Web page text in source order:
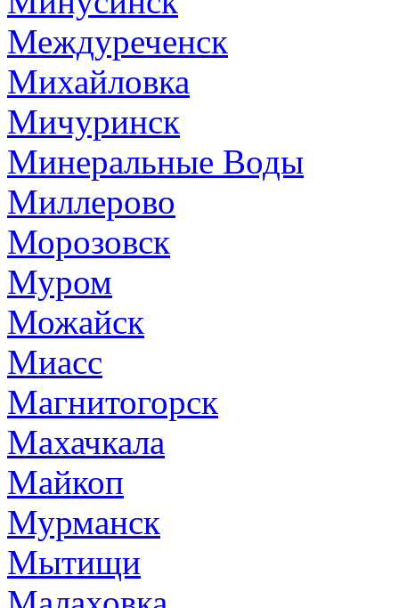
Междуреченск
Михайловка
Мичуринск
Минеральные Воды
Миллерово
Морозовск
Муром
Можайск
Миасс
Магнитогорск
Махачкала
Майкоп
Мурманск
Мытищи